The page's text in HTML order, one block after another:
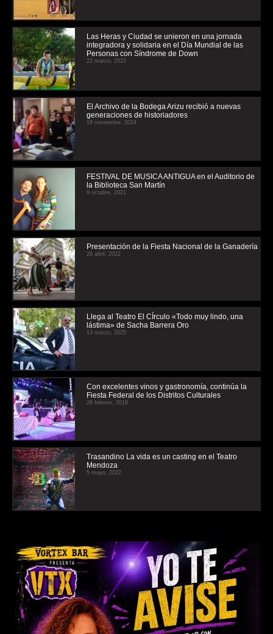
Las Heras y Ciudad se unieron en una jornada
integradora y solidaria en el Día Mundial de las
Personas con Síndrome de Down
22 marzo, 2023
El Archivo de la Bodega Arizu recibió a nuevas
generaciones de historiadores
19 noviembre, 2024
FESTIVAL DE MUSICA ANTIGUA en el Auditorio de
la Biblioteca San Martín
9 octubre, 2021
Presentación de la Fiesta Nacional de la Ganadería
26 abril, 2022
Llega al Teatro El CÍrculo «Todo muy lindo, una
lástima» de Sacha Barrera Oro
13 marzo, 2025
Con excelentes vinos y gastronomía, continúa la
Fiesta Federal de los Distritos Culturales
28 febrero, 2019
Trasandino La vida es un casting en el Teatro
Mendoza
5 mayo, 2022